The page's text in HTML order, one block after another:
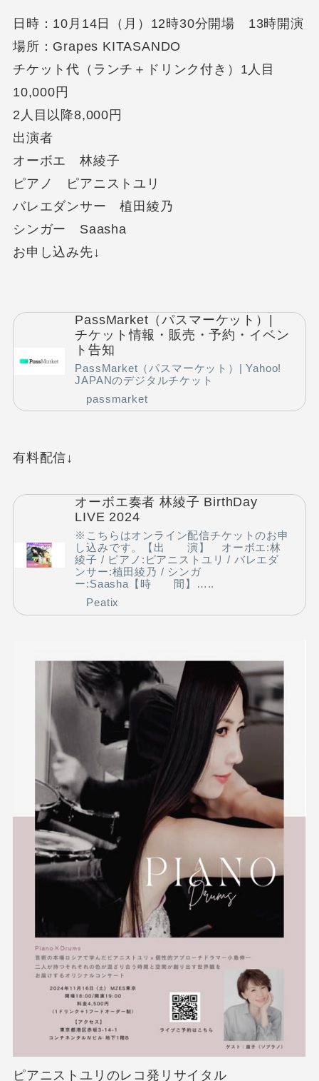
日時：10月14日（月）12時30分開場 13時開演
場所：Grapes KITASANDO
チケット代（ランチ＋ドリンク付き）1人目
10,000円
2人目以降8,000円
出演者
オーボエ 林綾子
ピアノ ピアニストユリ
バレエダンサー 植田綾乃
シンガー Saasha
お申し込み先↓
PassMarket（パスマーケット）|
チケット情報・販売・予約・イベン
ト告知
PassMarket（パスマーケット）| Yahoo!
JAPANのデジタルチケット
passmarket
有料配信↓
オーボエ奏者 林綾子 BirthDay
LIVE 2024
※こちらはオンライン配信チケットのお申
し込みです。【出 演】 オーボエ:林
綾子 / ピアノ:ピアニストユリ / バレエダ
ンサー:植田綾乃 / シンガ
ー:Saasha【時 間】…..
Peatix
ピアニストユリのレコ発リサイタル